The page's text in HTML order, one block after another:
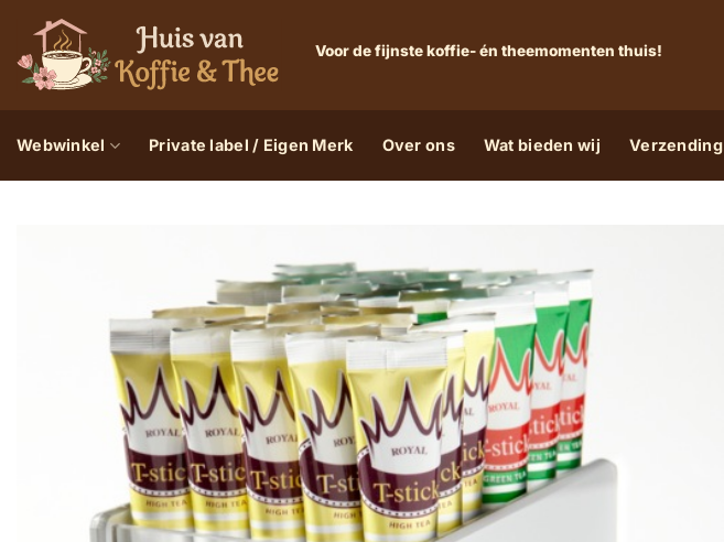
naar
inhoud
Voor de fijnste koffie- én theemomenten thuis!
Webwinkel Private label / Eigen Merk Over ons Wat bieden wij Verzending